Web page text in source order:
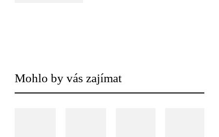
Mohlo by vás zajímat